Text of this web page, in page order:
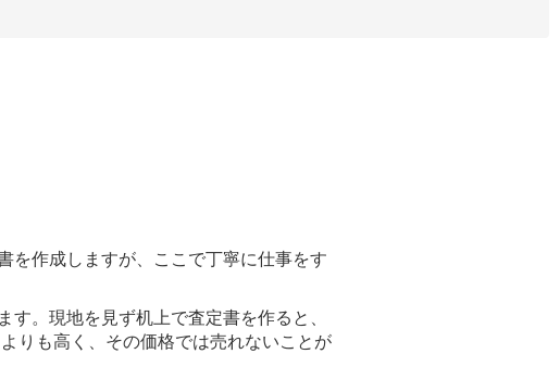
を作成しますが、ここで丁寧に仕事をす
。現地を見ず机上で査定書を作ると、
りも高く、その価格では売れないことが